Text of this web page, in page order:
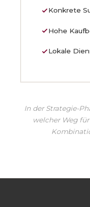
Konkrete
Hohe
Lokale
In der Strategie-
welcher Weg